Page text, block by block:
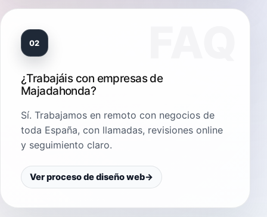
02
¿Trabajáis con empresas de
Majadahonda?
Sí. Trabajamos en remoto con negocios de
toda España, con llamadas, revisiones online
y seguimiento claro.
Ver proceso de diseño web→